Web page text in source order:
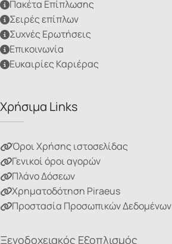
Πακέτα Επίπλωσης
Σειρές επίπλων
Συχνές Ερωτήσεις
Επικοινωνία
Ευκαιρίες Καριέρας
Χρήσιμα Links
Όροι Χρήσης ιστοσελίδας
Γενικοί όροι αγορών
Πλάνο Δόσεων
Χρηματοδότηση Piraeus
Προστασία Προσωπικών Δεδομένων
Ξενοδοχειακός Εξοπλισμός